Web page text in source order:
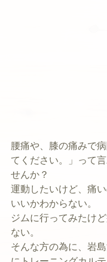
腰痛や、膝の痛みで
てください。」って
せんか？
運動したいけど、痛
いいかわからない。
ジムに行ってみたけ
ない。
そんな方の為に、岩